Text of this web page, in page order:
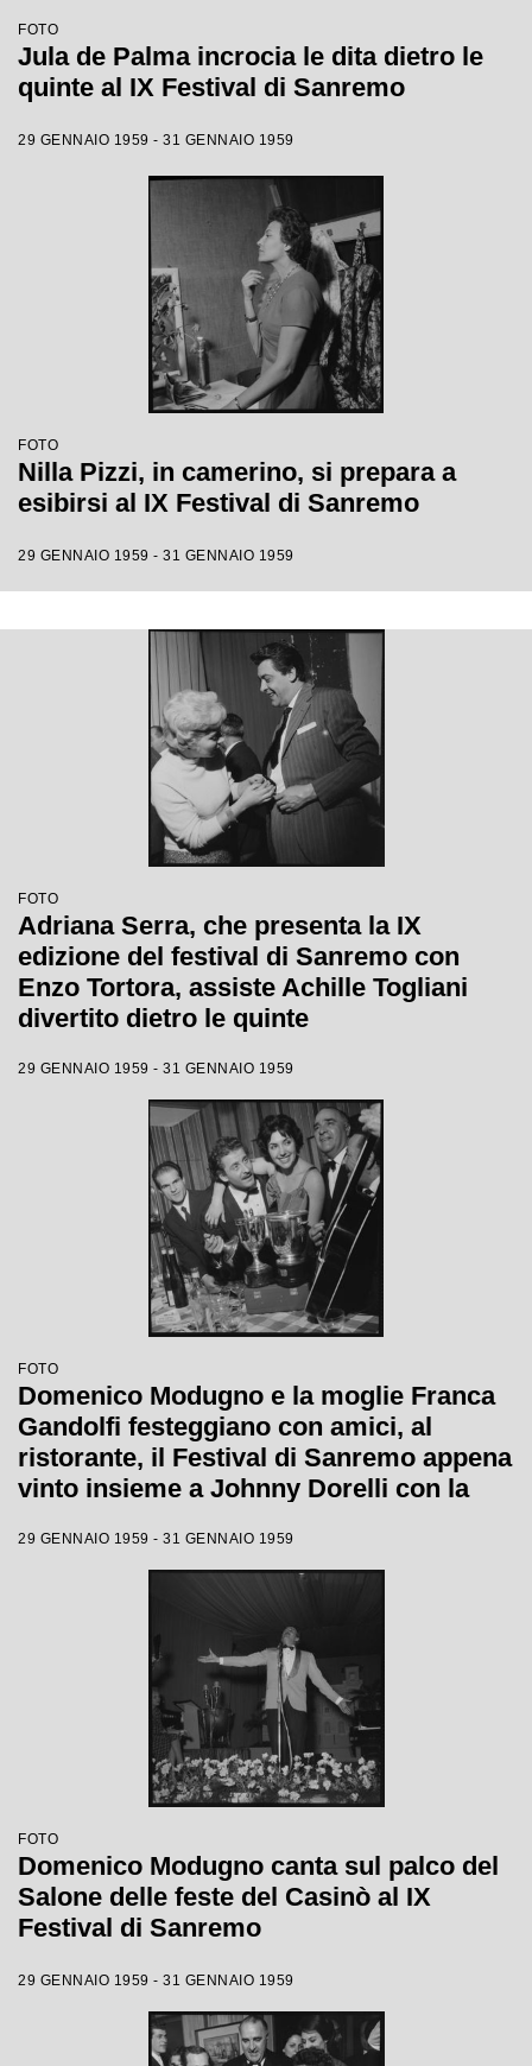
FOTO
Jula de Palma incrocia le dita dietro le
quinte al IX Festival di Sanremo
29 GENNAIO 1959 - 31 GENNAIO 1959
FOTO
Nilla Pizzi, in camerino, si prepara a
esibirsi al IX Festival di Sanremo
29 GENNAIO 1959 - 31 GENNAIO 1959
FOTO
Adriana Serra, che presenta la IX
edizione del festival di Sanremo con
Enzo Tortora, assiste Achille Togliani
divertito dietro le quinte
29 GENNAIO 1959 - 31 GENNAIO 1959
FOTO
Domenico Modugno e la moglie Franca
Gandolfi festeggiano con amici, al
ristorante, il Festival di Sanremo appena
vinto insieme a Johnny Dorelli con la
29 GENNAIO 1959 - 31 GENNAIO 1959
FOTO
Domenico Modugno canta sul palco del
Salone delle feste del Casinò al IX
Festival di Sanremo
29 GENNAIO 1959 - 31 GENNAIO 1959